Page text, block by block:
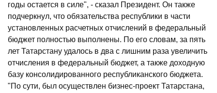
годы остается в силе", - сказал Президент. Он также
подчеркнул, что обязательства республики в части
установленных расчетных отчислений в федеральный
бюджет полностью выполнены. По его словам, за пять
лет Татарстану удалось в два с лишним раза увеличить
отчисления в федеральный бюджет, а также доходную
базу консолидированного республиканского бюджета.
"По сути, был осуществлен бизнес-проект Татарстана,